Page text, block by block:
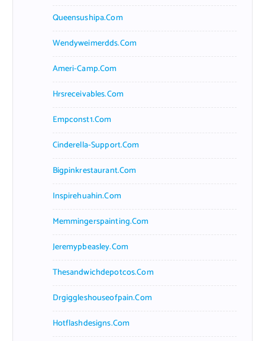
Queensushipa.com
Wendyweimerdds.com
Ameri-Camp.com
Hrsreceivables.com
Empconst1.com
Cinderella-Support.com
Bigpinkrestaurant.com
Inspirehuahin.com
Memmingerspainting.com
Jeremypbeasley.com
Thesandwichdepotcos.com
Drgiggleshouseofpain.com
Hotflashdesigns.com